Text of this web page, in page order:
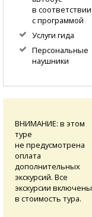
в соответствии
с программой
Услуги гида
Персональные
наушники
ВНИМАНИЕ: в этом
туре
не предусмотрена
оплата
дополнительных
экскурсий. Все
экскурсии включены
в стоимость тура.